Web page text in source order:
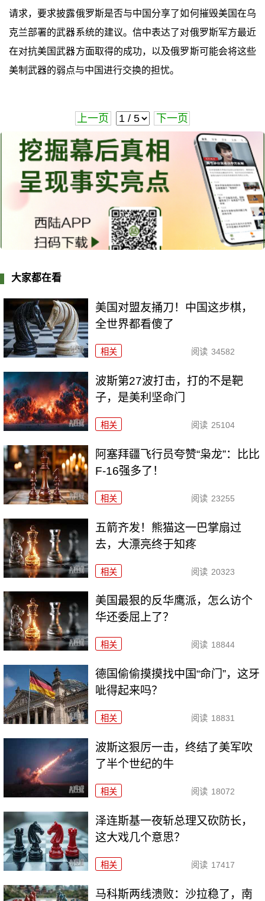
请求，要求披露俄罗斯是否与中国分享了如何摧毁美国在乌
克兰部署的武器系统的建议。信中表达了对俄罗斯军方最近
在对抗美国武器方面取得的成功，以及俄罗斯可能会将这些
美制武器的弱点与中国进行交换的担忧。
上一页 下一页
大家都在看
美国对盟友捅刀！中国这步棋，
全世界都看傻了
相关 阅读 34582
波斯第27波打击，打的不是靶
子，是美利坚命门
相关 阅读 25104
阿塞拜疆飞行员夸赞“枭龙”：比比
F-16强多了！
相关 阅读 23255
五箭齐发！熊猫这一巴掌扇过
去，大漂亮终于知疼
相关 阅读 20323
美国最狠的反华鹰派，怎么访个
华还委屈上了？
相关 阅读 18844
德国偷偷摸摸找中国“命门”，这牙
呲得起来吗？
相关 阅读 18831
波斯这狠厉一击，终结了美军吹
了半个世纪的牛
相关 阅读 18072
泽连斯基一夜斩总理又砍防长，
这大戏几个意思？
相关 阅读 17417
马科斯两线溃败：沙拉稳了，南